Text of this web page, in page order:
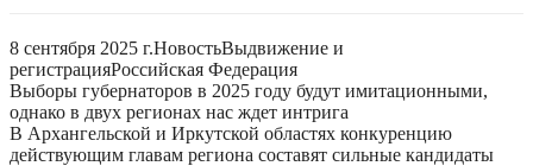
8 сентября 2025 г.НовостьВыдвижение и
регистрацияРоссийская Федерация
Выборы губернаторов в 2025 году будут имитационными,
однако в двух регионах нас ждет интрига
В Архангельской и Иркутской областях конкуренцию
действующим главам региона составят сильные кандидаты